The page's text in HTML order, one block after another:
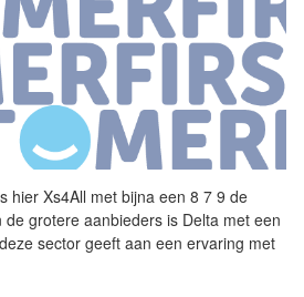
hier Xs4All met bijna een 8 7 9 de
grotere aanbieders is Delta met een
sector geeft aan een ervaring met